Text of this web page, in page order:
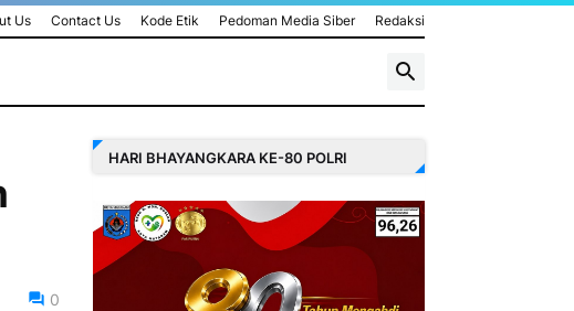
Us Contact Us Kode Etik Pedoman Media Siber Redaksi
0
HARI BHAYANGKARA KE-80 POLRI